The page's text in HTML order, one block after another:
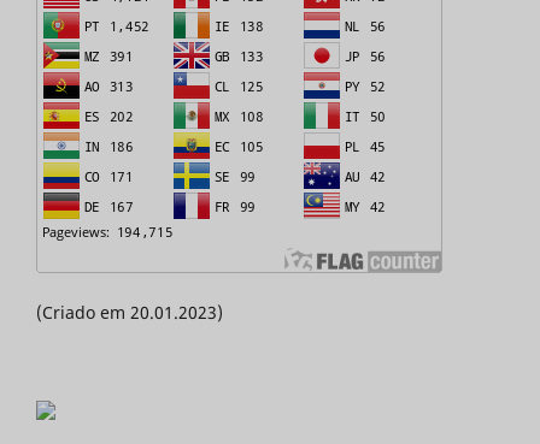
(Criado em 20.01.2023)